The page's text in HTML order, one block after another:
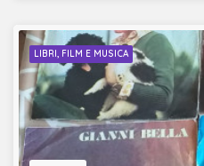
LIBRI, FILM E MUSICA